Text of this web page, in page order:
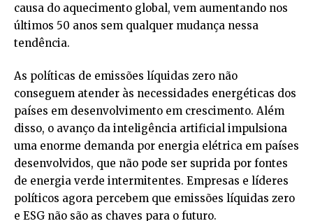
causa do aquecimento global, vem aumentando nos
últimos 50 anos sem qualquer mudança nessa
tendência.
As políticas de emissões líquidas zero não
conseguem atender às necessidades energéticas dos
países em desenvolvimento em crescimento. Além
disso, o avanço da inteligência artificial impulsiona
uma enorme demanda por energia elétrica em países
desenvolvidos, que não pode ser suprida por fontes
de energia verde intermitentes. Empresas e líderes
políticos agora percebem que emissões líquidas zero
e ESG não são as chaves para o futuro.